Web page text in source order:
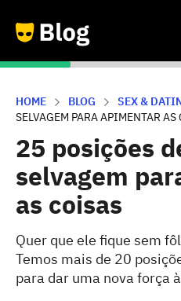
HOME BLOG SEX &
SELVAGEM PARA APIMENTAR AS
25 posições
selvagem
as coisas
Quer que ele fique sem
Temos mais de 20
para dar uma nova força